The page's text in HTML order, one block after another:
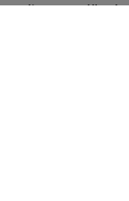
aiheuttaa